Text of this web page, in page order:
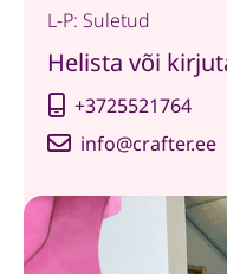
L-P: Suletud
Helista või
+3725521764
info@crafter.ee